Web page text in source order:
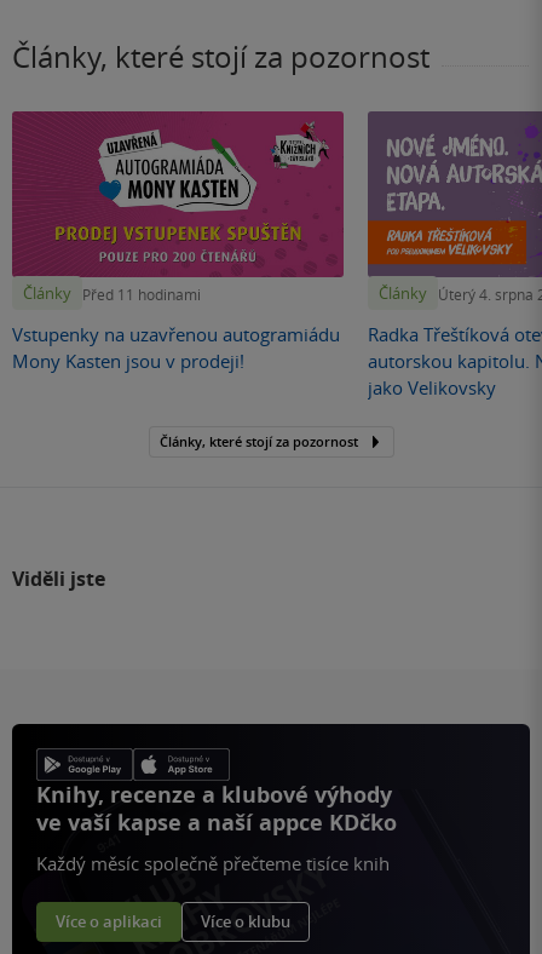
Články, které stojí za pozornost
Články Před 11 hodinami
Vstupenky na uzavřenou autogramiádu
Mony Kasten jsou v prodeji!
Články Úterý 4. srpna
Radka Třeštíková
autorskou kapitolu.
jako Velikovsky
Články, které stojí za pozornost
Viděli jste
Knihy, recenze a klubové výhody
ve vaší kapse a naší appce KDčko
Každý měsíc společně přečteme tisíce knih
Více o aplikaci Více o klubu